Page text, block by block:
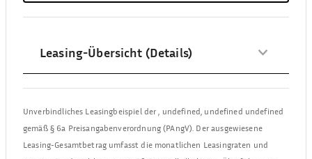
Leasing-Übersicht (Details)
Unverbindliches Leasingbeispiel der, undefined, undefined undefined
gemäß § 6a Preisangabenverordnung (PAngV). Der ausgewiesene
Leasing-Gesamtbetrag umfasst die monatlichen Leasingraten und